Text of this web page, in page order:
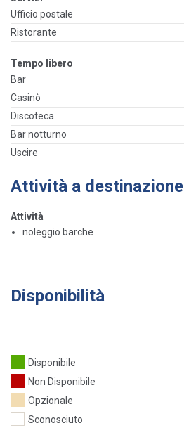
Ufficio postale
Ristorante
Tempo libero
Bar
Casinò
Discoteca
Bar notturno
Uscire
Attività a destinazione
Attività
noleggio barche
Disponibilità
Disponibile
Non Disponibile
Opzionale
Sconosciuto